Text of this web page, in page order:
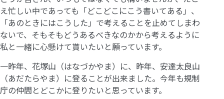
え忙しい中であっても「どこどこにこう書いてある」、
「あのときにはこうした」で考えることを止めてしまわ
ないで、そもそもどうあるべきなのかから考えるように
私と一緒に心懸けて貰いたいと願っています。
一昨年、花塚山（はなづかやま）に、昨年、安達太良山
（あだたらやま）に登ることが出来ました。今年も規制
庁の仲間とどこかに登りたいと思っています。